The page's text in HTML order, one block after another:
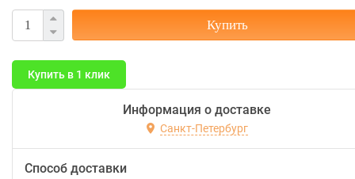
Купить
Купить в 1 клик
Информация о доставке
Санкт-Петербург
Способ доставки